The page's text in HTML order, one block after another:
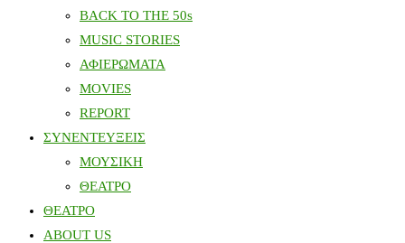
BACK TO THE 50s
MUSIC STORIES
ΑΦΙΕΡΩΜΑΤΑ
MOVIES
REPORT
ΣΥΝΕΝΤΕΥΞΕΙΣ
ΜΟΥΣΙΚΗ
ΘΕΑΤΡΟ
ΘΕΑΤΡΟ
ABOUT US